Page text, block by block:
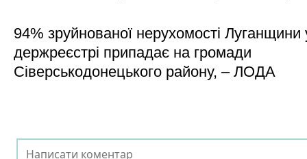
94% зруйнованої нерухомості Луганщини
держреєстрі припадає на громади
Сіверськодонецького району, – ЛОДА